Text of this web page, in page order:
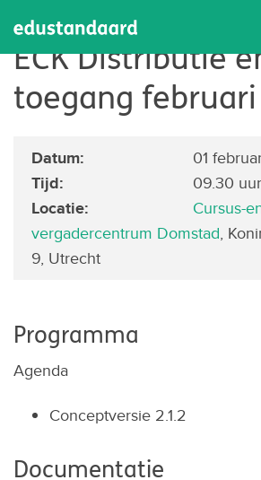
Bijeenkomst
ECK Distributie
toegang
Datum: 01
Tijd: 09.30
Locatie:
Cursus-
vergadercentrum Domstad,
9, Utrecht
Programma
Agenda
Conceptversie 2.1.2
Documentatie